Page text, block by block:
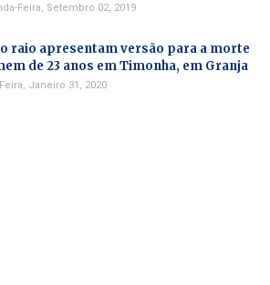
Feira, Setembro 02, 2019
raio apresentam versão para a morte
de 23 anos em Timonha, em Granja
Janeiro 31, 2020